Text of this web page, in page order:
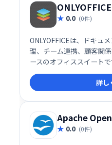
ONLYOFFICE
0.0 (0件)
ONLYOFFICEは、ドキュ
理、チーム連携、顧客関
ースのオフィススイート
フォームで管理すること
を実現します。直感的な
ーズなワークフローを構
詳し
Apache
0.0 (0件)